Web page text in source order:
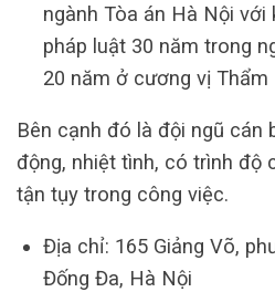
ngành Tòa án Hà Nội
pháp luật 30 năm trong
20 năm ở cương vị Thẩm
Bên cạnh đó là đội ngũ cán
động, nhiệt tình, có trình độ
tận tụy trong công việc.
Địa chỉ: 165 Giảng Võ,
Đống Đa, Hà Nội